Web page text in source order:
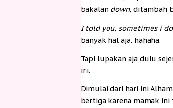
bakalan down, ditambah
I told you, sometimes i
banyak hal aja, hahaha.
Tapi lupakan aja dulu
ini.
Dimulai dari hari ini
bertiga karena mamak